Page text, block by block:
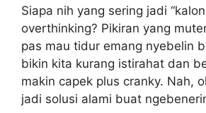
Siapa nih yang sering jadi
overthinking? Pikiran yang
pas mau tidur emang nyebelin
bikin kita kurang istirahat dan
makin capek plus cranky. Nah,
jadi solusi alami buat